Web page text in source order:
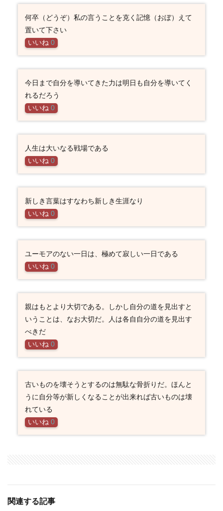
何卒（どうぞ）私の言うことを克く記憶（おぼ）えて
置いて下さい
いいね 0
今日まで自分を導いてきた力は明日も自分を導いてく
れるだろう
いいね 0
人生は大いなる戦場である
いいね 0
新しき言葉はすなわち新しき生涯なり
いいね 0
ユーモアのない一日は、極めて寂しい一日である
いいね 0
親はもとより大切である。しかし自分の道を見出すと
いうことは、なお大切だ。人は各自自分の道を見出す
べきだ
いいね 0
古いものを壊そうとするのは無駄な骨折りだ。ほんと
うに自分等が新しくなることが出来れば古いものは壊
れている
いいね 0
関連する記事